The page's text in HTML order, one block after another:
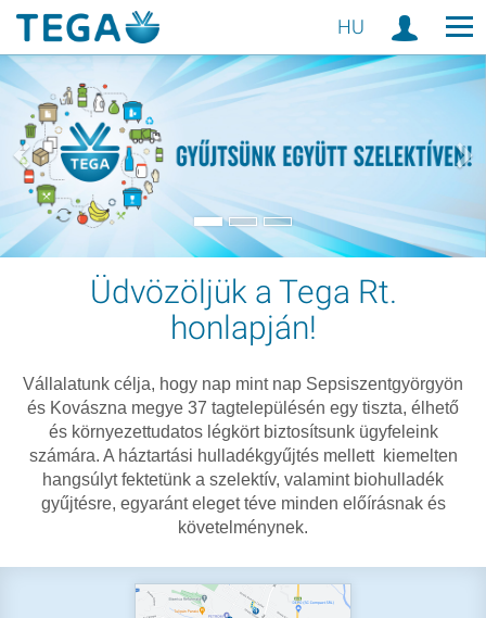
HU
Üdvözöljük a Tega Rt.
honlapján!
Vállalatunk célja, hogy nap mint nap Sepsiszentgyörgyön
és Kovászna megye 37 tagtelepülésén egy tiszta, élhető
és környezettudatos légkört biztosítsunk ügyfeleink
számára. A háztartási hulladékgyűjtés mellett kiemelten
hangsúlyt fektetünk a szelektív, valamint biohulladék
gyűjtésre, egyaránt eleget téve minden előírásnak és
követelménynek.